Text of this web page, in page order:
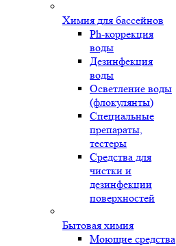
Химия для бассейнов
Ph-коррекция
воды
Дезинфекция
воды
Осветление воды
(флокулянты)
Специальные
препараты,
тестеры
Средства для
чистки и
дезинфекции
поверхностей
Бытовая химия
Моющие средства